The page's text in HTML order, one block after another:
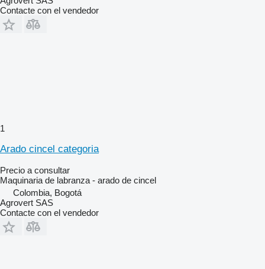
Contacte con el vendedor
1
Arado cincel categoria
Precio a consultar
Maquinaria de labranza - arado de cincel
Colombia, Bogotá
Agrovert SAS
Contacte con el vendedor